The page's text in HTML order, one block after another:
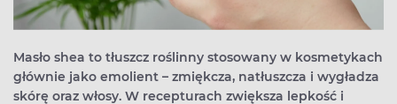
Masło shea to tłuszcz roślinny stosowany w kosmetykach
głównie jako emolient – zmiękcza, natłuszcza i wygładza
skórę oraz włosy. W recepturach zwiększa lepkość i